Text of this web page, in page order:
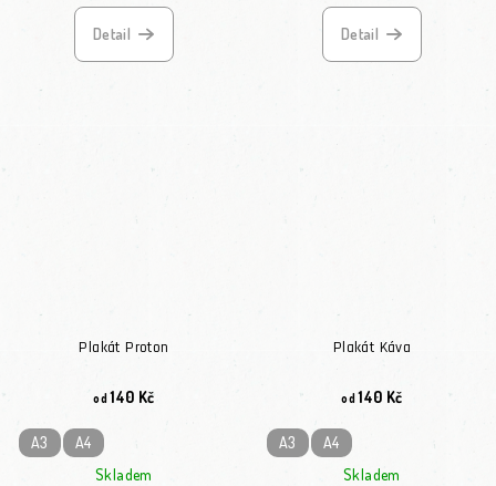
Detail Detail
Plakát Proton
od140 Kč
A3
A4
Skladem
Plakát Káva
od140 Kč
A3
A4
Skladem